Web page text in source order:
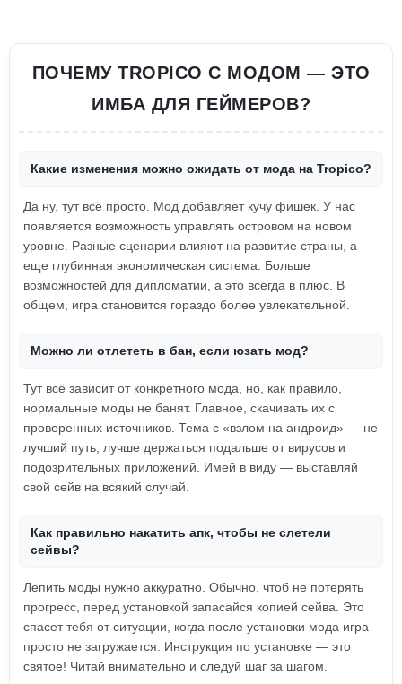
ПОЧЕМУ TROPICO С МОДОМ — ЭТО
ИМБА ДЛЯ ГЕЙМЕРОВ?
Какие изменения можно ожидать от мода на Tropico?
Да ну, тут всё просто. Мод добавляет кучу фишек. У нас
появляется возможность управлять островом на новом
уровне. Разные сценарии влияют на развитие страны, а
еще глубинная экономическая система. Больше
возможностей для дипломатии, а это всегда в плюс. В
общем, игра становится гораздо более увлекательной.
Можно ли отлететь в бан, если юзать мод?
Тут всё зависит от конкретного мода, но, как правило,
нормальные моды не банят. Главное, скачивать их с
проверенных источников. Тема с «взлом на андроид» — не
лучший путь, лучше держаться подальше от вирусов и
подозрительных приложений. Имей в виду — выставляй
свой сейв на всякий случай.
Как правильно накатить апк, чтобы не слетели
сейвы?
Лепить моды нужно аккуратно. Обычно, чтоб не потерять
прогресс, перед установкой запасайся копией сейва. Это
спасет тебя от ситуации, когда после установки мода игра
просто не загружается. Инструкция по установке — это
святое! Читай внимательно и следуй шаг за шагом.